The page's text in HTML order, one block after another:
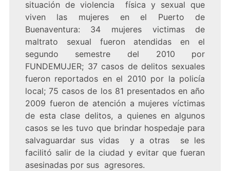
situación de violencia física y sexual que
viven las mujeres en el Puerto de
Buenaventura: 34 mujeres victimas de
maltrato sexual fueron atendidas en el
segundo semestre del 2010 por
FUNDEMUJER; 37 casos de delitos sexuales
fueron reportados en el 2010 por la policía
local; 75 casos de los 81 presentados en año
2009 fueron de atención a mujeres víctimas
de esta clase delitos, a quienes en algunos
casos se les tuvo que brindar hospedaje para
salvaguardar sus vidas y a otras se les
facilitó salir de la ciudad y evitar que fueran
asesinadas por sus agresores.